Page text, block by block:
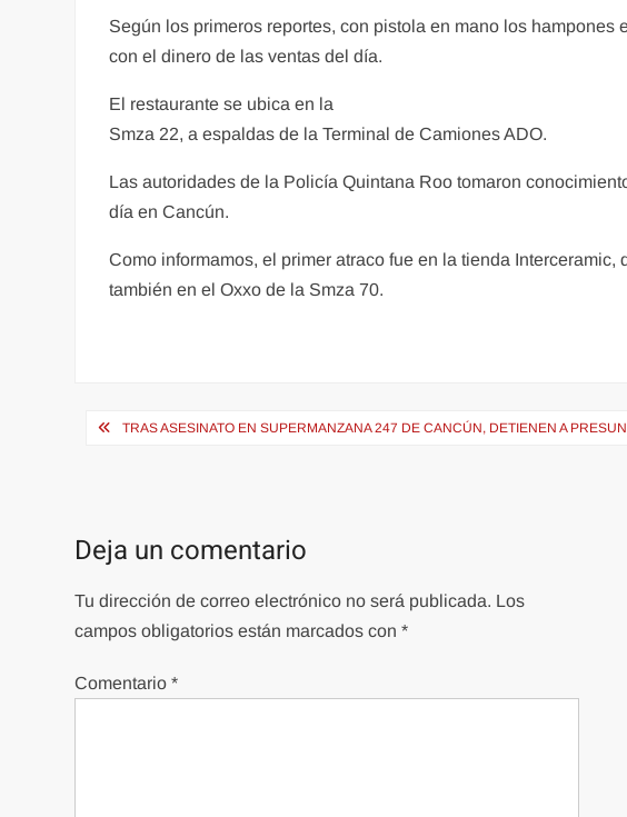
Según los primeros reportes, con pistola en mano los
con el dinero de las ventas del día.
El restaurante se ubica en la
Smza 22, a espaldas de la Terminal de Camiones ADO.
Las autoridades de la Policía Quintana Roo tomaron
día en Cancún.
Como informamos, el primer atraco fue en la tienda
también en el Oxxo de la Smza 70.
Navegación
TRAS ASESINATO EN SUPERMANZANA 247 DE CANCÚN, DETIENEN A
Deja un comentario
Tu dirección de correo electrónico no será publicada. Los
campos obligatorios están marcados con*
Comentario*